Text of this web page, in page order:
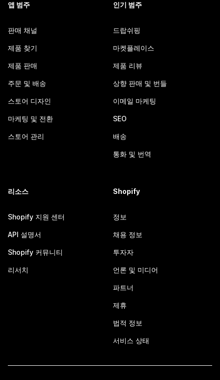
앱 범주
판매 채널
제품 찾기
제품 판매
주문 및 배송
스토어 디자인
마케팅 및 전환
스토어 관리
인기 범주
드랍쉬핑
마켓플레이스
제품 리뷰
상향 판매 및 번들
이메일 마케팅
SEO
배송
통화 및 번역
리소스
Shopify 지원 센터
API 설명서
Shopify 커뮤니티
리서치
Shopify
정보
채용 정보
투자자
언론 및 미디어
파트너
제휴
법적 정보
서비스 상태